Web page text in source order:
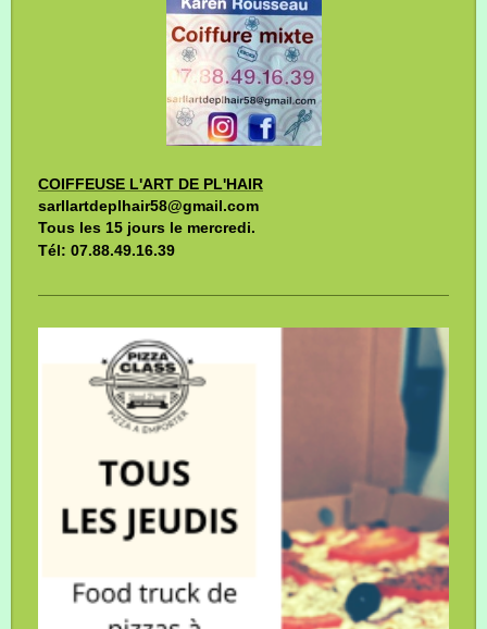
COIFFEUSE L'ART DE PL'HAIR
sarllartdeplhair58@gmail.com
Tous les 15 jours le mercredi.
Tél: 07.88.49.16.39